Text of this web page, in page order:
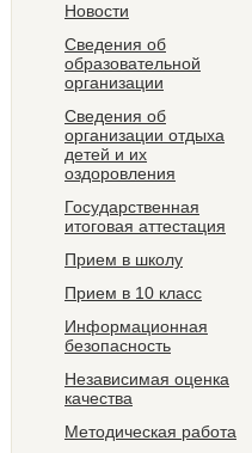
Новости
Сведения об
образовательной
организации
Сведения об
организации отдыха
детей и их
оздоровления
Государственная
итоговая аттестация
Прием в школу
Прием в 10 класс
Информационная
безопасность
Независимая оценка
качества
Методическая работа